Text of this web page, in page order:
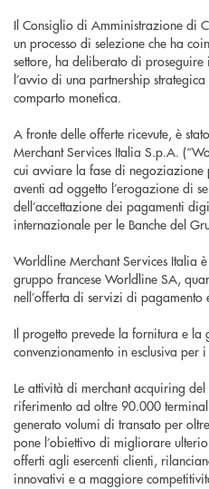
Il Consiglio di Amministrazione di
un processo di selezione che ha
settore, ha deliberato di
l’avvio di una partnership
comparto monetica.
A fronte delle offerte ricevute, è
Merchant Services Italia S.p.A.
cui avviare la fase di
aventi ad oggetto l’erogazione di
dell’accettazione dei pagamenti
internazionale per le Banche del
Worldline Merchant Services Italia
gruppo francese Worldline SA,
nell’offerta di servizi di pagamento
Il progetto prevede la fornitura e la
convenzionamento in esclusiva per
Le attività di merchant acquiring
riferimento ad oltre 90.000
generato volumi di transato per
pone l’obiettivo di migliorare
offerti agli esercenti clienti,
innovativi e a maggiore